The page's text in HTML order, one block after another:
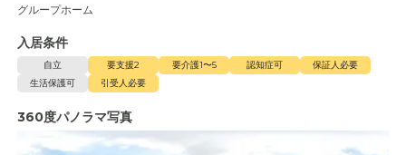
グループホーム
入居条件
自立 要支援2 要介護1〜5 認知症可
保証人必要
生活保護可
引受人必要
360度パノラマ写真